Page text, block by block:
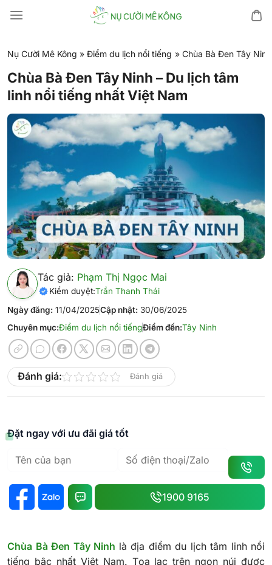
đến
dung
Nụ Cười Mê Kông » Điểm du lịch nổi tiếng » Chùa Bà Đen Tây
Chùa Bà Đen Tây Ninh – Du lịch tâm
linh nổi tiếng nhất Việt Nam
Tác giả: Phạm Thị Ngọc Mai
Kiểm duyệt:Trần Thanh Thái
Ngày đăng: 11/04/2025Cập nhật: 30/06/2025
Chuyên mục:Điểm du lịch nổi tiếngĐiểm đến:Tây Ninh
Đánh giá: Đánh giá
Đặt ngay với ưu đãi giá tốt
1900 9165
Chùa Bà Đen Tây Ninh là địa điểm du lịch tâm linh nổi
tiếng bậc nhất Việt Nam. Tọa lạc trên ngọn núi được